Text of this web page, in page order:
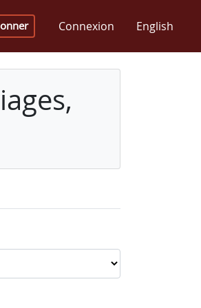
Connexion English